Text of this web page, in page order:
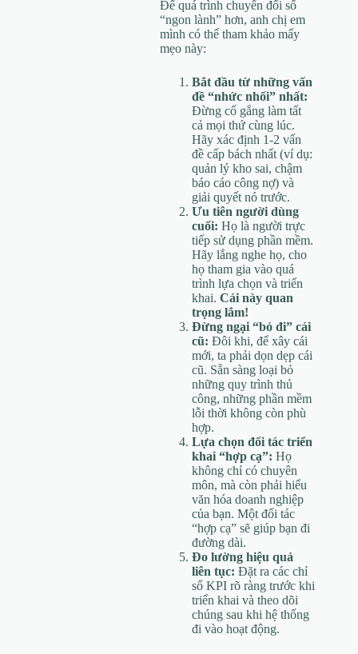
Để quá trình chuyển đổi số
“ngon lành” hơn, anh chị em
mình có thể tham khảo mấy
mẹo này:
Bắt đầu từ những vấn
đề “nhức nhối” nhất:
Đừng cố gắng làm tất
cả mọi thứ cùng lúc.
Hãy xác định 1-2 vấn
đề cấp bách nhất (ví dụ:
quản lý kho sai, chậm
báo cáo công nợ) và
giải quyết nó trước.
Ưu tiên người dùng
cuối: Họ là người trực
tiếp sử dụng phần mềm.
Hãy lắng nghe họ, cho
họ tham gia vào quá
trình lựa chọn và triển
khai. Cái này quan
trọng lắm!
Đừng ngại “bỏ đi” cái
cũ: Đôi khi, để xây cái
mới, ta phải dọn dẹp cái
cũ. Sẵn sàng loại bỏ
những quy trình thủ
công, những phần mềm
lỗi thời không còn phù
hợp.
Lựa chọn đối tác triển
khai “hợp cạ”: Họ
không chỉ có chuyên
môn, mà còn phải hiểu
văn hóa doanh nghiệp
của bạn. Một đối tác
“hợp cạ” sẽ giúp bạn đi
đường dài.
Đo lường hiệu quả
liên tục: Đặt ra các chỉ
số KPI rõ ràng trước khi
triển khai và theo dõi
chúng sau khi hệ thống
đi vào hoạt động.